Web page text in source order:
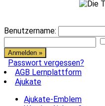
Benutzername:
Passwort vergessen?
AGB Lernplattform
Ajukate
Ajukate-Emblem